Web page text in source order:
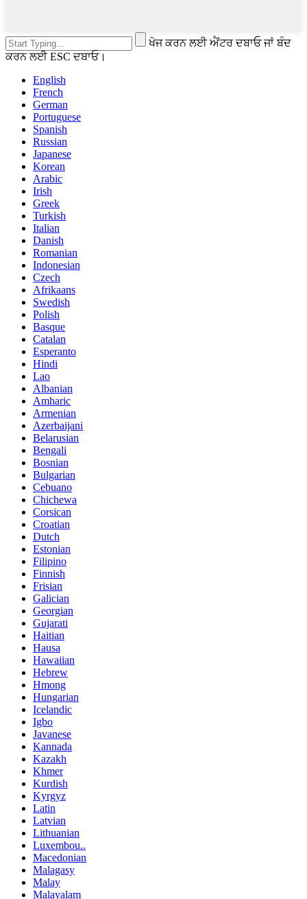
ਖੋਜ ਕਰਨ ਲਈ ਐਂਟਰ ਦਬਾਓ ਜਾਂ ਬੰਦ
ਕਰਨ ਲਈ ESC ਦਬਾਓ।
English
French
German
Portuguese
Spanish
Russian
Japanese
Korean
Arabic
Irish
Greek
Turkish
Italian
Danish
Romanian
Indonesian
Czech
Afrikaans
Swedish
Polish
Basque
Catalan
Esperanto
Hindi
Lao
Albanian
Amharic
Armenian
Azerbaijani
Belarusian
Bengali
Bosnian
Bulgarian
Cebuano
Chichewa
Corsican
Croatian
Dutch
Estonian
Filipino
Finnish
Frisian
Galician
Georgian
Gujarati
Haitian
Hausa
Hawaiian
Hebrew
Hmong
Hungarian
Icelandic
Igbo
Javanese
Kannada
Kazakh
Khmer
Kurdish
Kyrgyz
Latin
Latvian
Lithuanian
Luxembou..
Macedonian
Malagasy
Malay
Malayalam